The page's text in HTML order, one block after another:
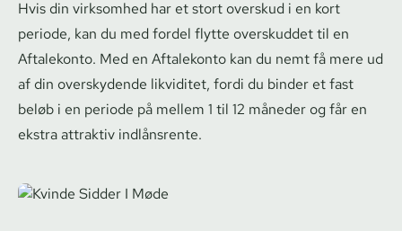
Hvis din virksomhed har et stort overskud i en kort
periode, kan du med fordel flytte overskuddet til en
Aftalekonto. Med en Aftalekonto kan du nemt få mere ud
af din overskydende likviditet, fordi du binder et fast
beløb i en periode på mellem 1 til 12 måneder og får en
ekstra attraktiv indlånsrente.